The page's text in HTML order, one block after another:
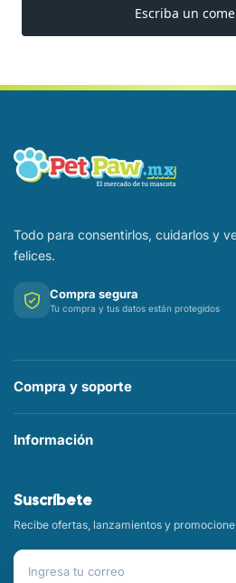
Todo para consentirlos, cuidarlos y
felices.
Compra segura
Tu compra y tus datos están protegidos
Compra y soporte
Información
Suscríbete
Recibe ofertas, lanzamientos y
Correo electrónico